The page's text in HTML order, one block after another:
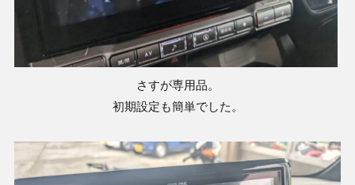
さすが専用品。
初期設定も簡単でした。